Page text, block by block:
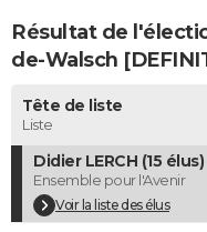
Carte de Noël
Carte Bonne année
Carte Saint-Valentin
Carte Pâques
Carte d'anniversaire
DICTIONNAIRE
Dictionnaire
Biographies
Citations
Expressions
Proverbes
PROGRAMME TV
COPAINS D'AVANT
S'inscrire
Se connecter
Lycées
Collèges
Primaires
Universités
Entreprises
Service militaire
Avis de recherche
AVIS DE DÉCÈS
Résultat de
de-Walsch
Tête de liste
Liste
Didier LERCH (15 élus)
Ensemble pour l'Avenir
Voir la liste des élus